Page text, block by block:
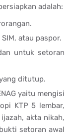
adalah:
atau paspor.
untuk setoran
ditutup.
yaitu mengisi
KTP 5 lembar,
akta nikah,
setoran awal